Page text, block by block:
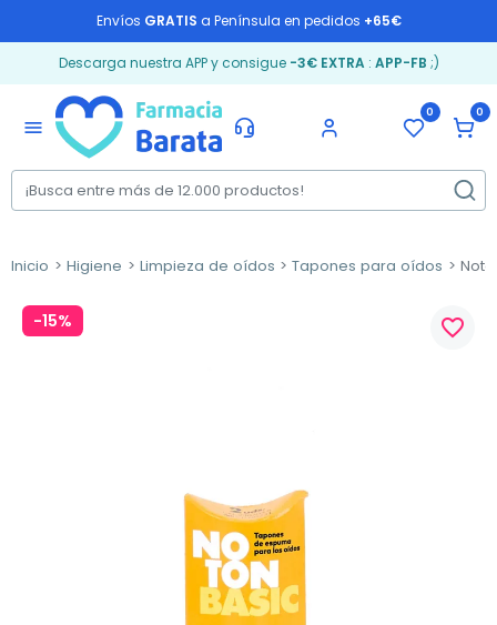
Envíos GRATIS a Península en pedidos +65€
Descarga nuestra APP y consigue -3€ EXTRA: APP-FB ;)
menu
0 0
Inicio Higiene Limpieza de oídos Tapones para oídos
-15% favorite_border